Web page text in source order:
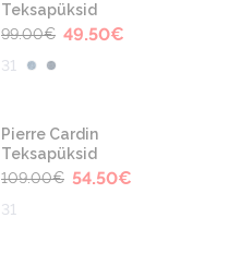
Teksapüksid
99.00€ 49.50€
31
-50%
Pierre Cardin
Teksapüksid
109.00€ 54.50€
31